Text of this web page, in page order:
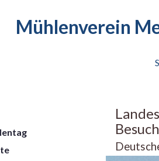
Mühlenverein